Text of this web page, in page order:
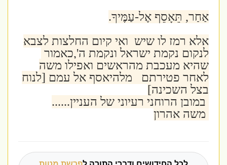
אַחַר, תֵּאָסֵף אֶל-עַמֶּיךָ.
אלא רמז לו שיש ואי קיום החלצות לצבא
לנקום נקמת ישראל ונקמת ה',כאמור
שהיא מעכבת מהראשים ואפילו משה
לאחר פטירתם מלהיאסף אל עמם [לנוח
בצל השכינה]
במובן הרוחני רעיוני של העניין......
משה אהרון